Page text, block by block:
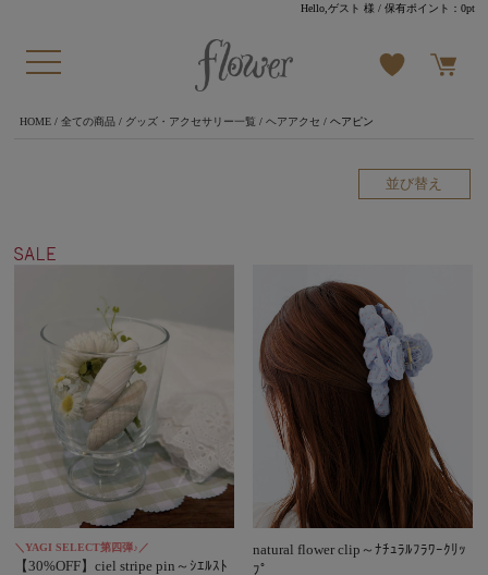
Hello,ゲスト 様 / 保有ポイント：0pt
HOME/ 全ての商品/ グッズ・アクセサリー一覧 / ヘアアクセ / ヘアピン
並び替え
＼YAGI SELECT第四弾♪／
【30%OFF】ciel stripe pin～ｼｴﾙｽﾄ
natural flower clip～ﾅﾁｭﾗﾙﾌﾗﾜｰｸﾘｯ
ﾌﾟ